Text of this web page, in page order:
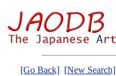
[Go Back] [New Search]